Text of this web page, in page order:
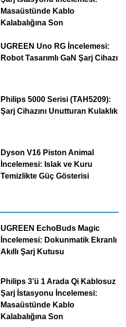
Masaüstünde Kablo
Kalabalığına Son
UGREEN Uno RG İncelemesi:
Robot Tasarımlı GaN Şarj Cihazı
Philips 5000 Serisi (TAH5209):
Şarj Cihazını Unutturan Kulaklık
Dyson V16 Piston Animal
İncelemesi: Islak ve Kuru
Temizlikte Güç Gösterisi
UGREEN EchoBuds Magic
İncelemesi: Dokunmatik Ekranlı
Akıllı Şarj Kutusu
Philips 3’ü 1 Arada Qi Kablosuz
Şarj İstasyonu İncelemesi:
Masaüstünde Kablo
Kalabalığına Son